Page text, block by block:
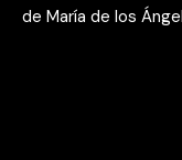
de María de los